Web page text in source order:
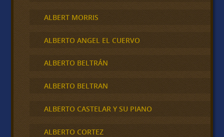
ALBERT MORRIS
ALBERTO ANGEL EL CUERVO
ALBERTO BELTRÁN
ALBERTO BELTRAN
ALBERTO CASTELAR Y SU PIANO
ALBERTO CORTEZ